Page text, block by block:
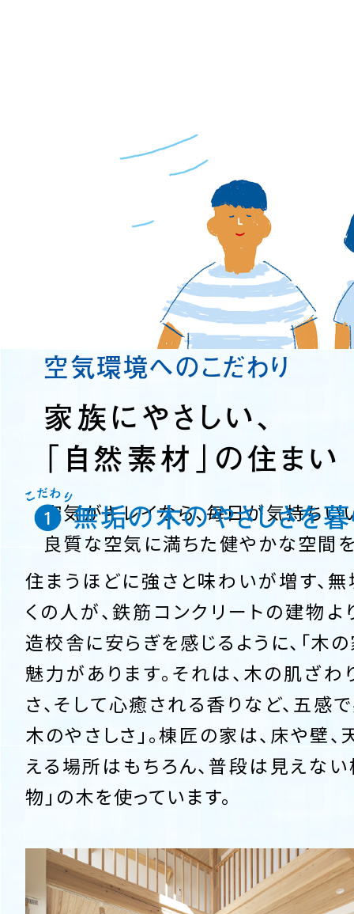
空気環境へのこだわり
家族にやさしい、
「自然素材」の住まい
空気がキレイなら、毎日が気持ちい
良質な空気に満ちた健やかな空間を
無垢の木のやさしさを暮
住まうほどに強さと味わいが増す、
くの人が、鉄筋コンクリートの建物
造校舎に安らぎを感じるように、「木
魅力があります。それは、木の肌ざ
さ、そして心癒される香りなど、五感
木のやさしさ」。棟匠の家は、床や壁
える場所はもちろん、普段は見えな
物」の木を使っています。